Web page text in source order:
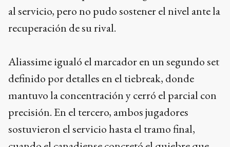
al servicio, pero no pudo sostener el nivel ante la
recuperación de su rival.
Aliassime igualó el marcador en un segundo set
definido por detalles en el tiebreak, donde
mantuvo la concentración y cerró el parcial con
precisión. En el tercero, ambos jugadores
sostuvieron el servicio hasta el tramo final,